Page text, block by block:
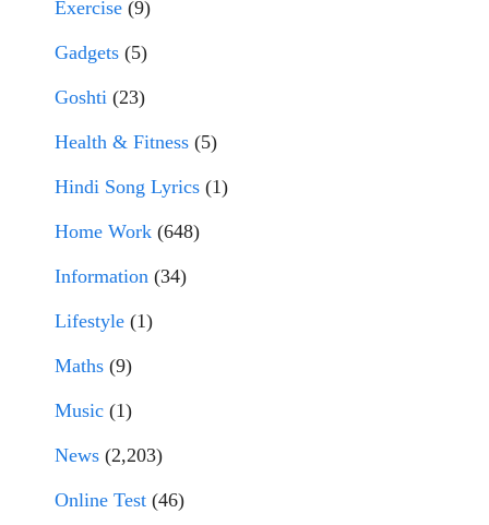
Exercise (9)
Gadgets (5)
Goshti (23)
Health & Fitness (5)
Hindi Song Lyrics (1)
Home Work (648)
Information (34)
Lifestyle (1)
Maths (9)
Music (1)
News (2,203)
Online Test (46)